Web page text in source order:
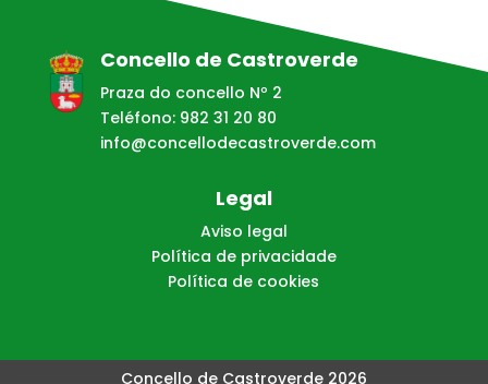
Concello de Castroverde
Praza do concello Nº 2
Teléfono: 982 31 20 80
info@concellodecastroverde.com
Legal
Aviso legal
Política de privacidade
Política de cookies
Concello de Castroverde 2026